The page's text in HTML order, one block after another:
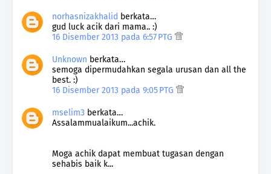
norhasnizakhalid berkata…
gud luck acik dari mama.. :)
16 Disember 2013 pada 6:57 PTG
Unknown berkata…
semoga dipermudahkan segala urusan dan all the
best. :)
16 Disember 2013 pada 9:05 PTG
mselim3 berkata…
Assalammualaikum...achik.
Moga achik dapat membuat tugasan dengan
sehabis baik k...